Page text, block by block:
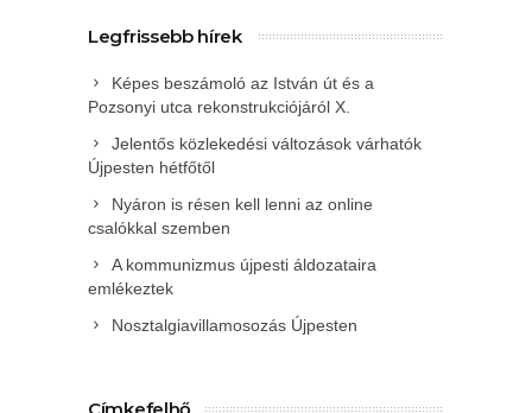
Legfrissebb hírek
Képes beszámoló az István út és a
Pozsonyi utca rekonstrukciójáról X.
Jelentős közlekedési változások várhatók
Újpesten hétfőtől
Nyáron is résen kell lenni az online
csalókkal szemben
A kommunizmus újpesti áldozataira
emlékeztek
Nosztalgiavillamosozás Újpesten